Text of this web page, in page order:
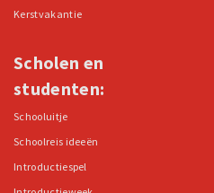
Kerstvakantie
Scholen en
studenten:
Schooluitje
Schoolreis ideeën
Introductiespel